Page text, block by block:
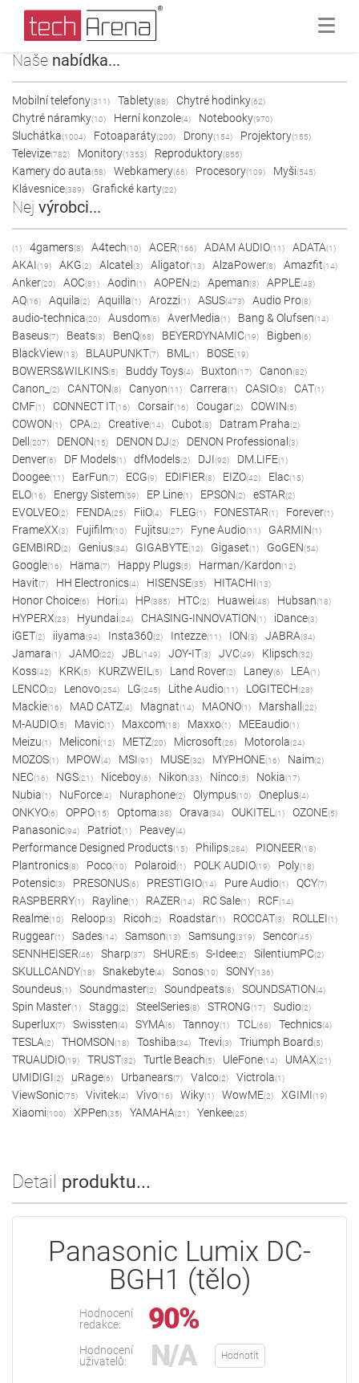
Naše nabídka...
Mobilní telefony(311) Tablety(88) Chytré hodinky(62)
Chytré náramky(10) Herní konzole(4) Notebooky(970)
Sluchátka(1004) Fotoaparáty(200) Drony(154) Projektory(155)
Televize(782) Monitory(1353) Reproduktory(855)
Kamery do auta(58) Webkamery(66) Procesory(109) Myši(545)
Klávesnice(389) Grafické karty(22)
Nej výrobci...
(1) 4gamers(8) A4tech(10) ACER(166) ADAM AUDIO(11) ADATA(1)
AKAI(19) AKG(2) Alcatel (3) Aligator(13) AlzaPower(8) Amazfit(14)
Anker(20) AOC(81) Aodin(1) AOPEN(2) Apeman(3) APPLE(48)
AQ(16) Aquila(2) Aquilla(1) Arozzi(1) ASUS(473) Audio Pro(8)
audio-technica(20) Ausdom(6) AverMedia(1) Bang & Olufsen(14)
Baseus(7) Beats(3) BenQ(68) BEYERDYNAMIC(19) Bigben(6)
BlackView(13) BLAUPUNKT(7) BML (1) BOSE(19)
BOWERS&WILKINS(5) Buddy Toys(4) Buxton(17) Canon(82)
Canon_ (2) CANTON(8) Canyon(11) Carrera(1) CASIO(8) CAT(1)
CMF(1) CONNECT IT(16) Corsair(16) Cougar(2) COWIN(5)
COWON(1) CPA(2) Creative(14) Cubot(8) Datram Praha(2)
Dell (207) DENON(15) DENON DJ(2) DENON Professional (3)
Denver(6) DF Models(1) dfModels(2) DJI(92) DM.LIFE(1)
Doogee(11) EarFun(7) ECG(9) EDIFIER(8) EIZO(42) Elac(15)
ELO(16) Energy Sistem(59) EP Line(1) EPSON(2) eSTAR(2)
EVOLVEO(2) FENDA(25) FiiO(4) FLEG(1) FONESTAR(1) Forever(1)
FrameXX(3) Fujifilm(10) Fujitsu(27) Fyne Audio(11) GARMIN(1)
GEMBIRD(2) Genius(34) GIGABYTE(12) Gigaset(1) GoGEN(54)
Google(16) Hama(7) Happy Plugs(5) Harman/Kardon(12)
Havit(7) HH Electronics(4) HISENSE(35) HITACHI(13)
Honor Choice(6) Hori(4) HP(385) HTC(2) Huawei(48) Hubsan(18)
HYPERX(23) Hyundai(24) CHASING-INNOVATION(1) iDance(3)
iGET(2) iiyama(94) Insta360(2) Intezze(11) ION(3) JABRA(34)
Jamara(1) JAMO(22) JBL (149) JOY-IT(3) JVC(49) Klipsch(32)
Koss(42) KRK(5) KURZWEIL (5) Land Rover(2) Laney(6) LEA(1)
LENCO(2) Lenovo(254) LG(245) Lithe Audio(11) LOGITECH(28)
Mackie(16) MAD CATZ(4) Magnat(14) MAONO(1) Marshall (22)
M-AUDIO(5) Mavic(1) Maxcom(18) Maxxo(1) MEEaudio(1)
Meizu(1) Meliconi(12) METZ(20) Microsoft(26) Motorola(24)
MOZOS(1) MPOW(4) MSI(91) MUSE(32) MYPHONE(16) Naim(2)
NEC(16) NGS(21) Niceboy(6) Nikon(33) Ninco(5) Nokia(17)
Nubia(1) NuForce(4) Nuraphone(2) Olympus(10) Oneplus(4)
ONKYO(6) OPPO(15) Optoma(38) Orava(34) OUKITEL (1) OZONE(5)
Panasonic(94) Patriot(1) Peavey(4)
Performance Designed Products(15) Philips(284) PIONEER(18)
Plantronics(8) Poco(10) Polaroid(1) POLK AUDIO(19) Poly(18)
Potensic(3) PRESONUS(6) PRESTIGIO(14) Pure Audio(1) QCY(7)
RASPBERRY(1) Rayline(1) RAZER(14) RC Sale(1) RCF(14)
Realme(10) Reloop(3) Ricoh(2) Roadstar(1) ROCCAT(3) ROLLEI(1)
Ruggear(1) Sades(14) Samson(13) Samsung(319) Sencor(45)
SENNHEISER(46) Sharp(37) SHURE(5) S-Idee(2) SilentiumPC(2)
SKULLCANDY(18) Snakebyte(4) Sonos(10) SONY(136)
Soundeus(1) Soundmaster(2) Soundpeats(8) SOUNDSATION(4)
Spin Master(1) Stagg(2) SteelSeries(8) STRONG(17) Sudio(2)
Superlux(7) Swissten(4) SYMA(6) Tannoy(1) TCL (68) Technics(4)
TESLA(2) THOMSON(18) Toshiba(34) Trevi(3) Triumph Board(5)
TRUAUDIO(19) TRUST(32) Turtle Beach(5) UleFone(14) UMAX(21)
UMIDIGI(2) uRage(6) Urbanears(7) Valco(2) Victrola(1)
ViewSonic(75) Vivitek(4) Vivo(16) Wiky(1) WowME(2) XGIMI(19)
Xiaomi(100) XPPen(35) YAMAHA(21) Yenkee(25)
Detail produktu...
Panasonic Lumix DC-
BGH1 (tělo)
Hodnocení
redakce:
90%
Hodnocení
uživatelů:
N/A Hodnotit